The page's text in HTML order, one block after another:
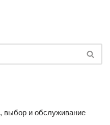
выбор и обслуживание